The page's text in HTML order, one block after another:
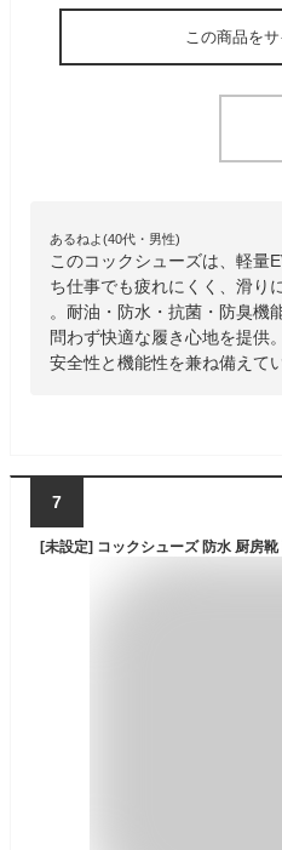
この商品を
あるねよ(40代・男性)
このコックシューズは、軽量
ち仕事でも疲れにくく、滑り
。耐油・防水・抗菌・防臭機
問わず快適な履き心地を提供
安全性と機能性を兼ね備えて
7
[未設定] コックシューズ 防水 厨房